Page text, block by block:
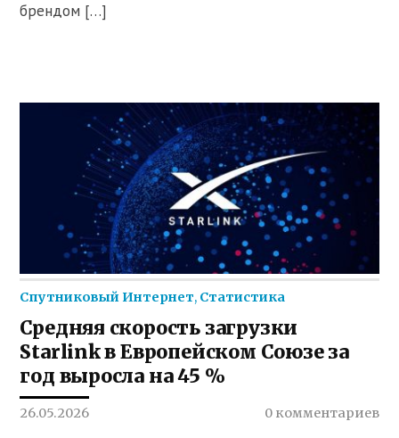
брендом […]
Спутниковый Интернет, Статистика
Средняя скорость загрузки
Starlink в Европейском Союзе за
год выросла на 45 %
26.05.2026 0 комментариев